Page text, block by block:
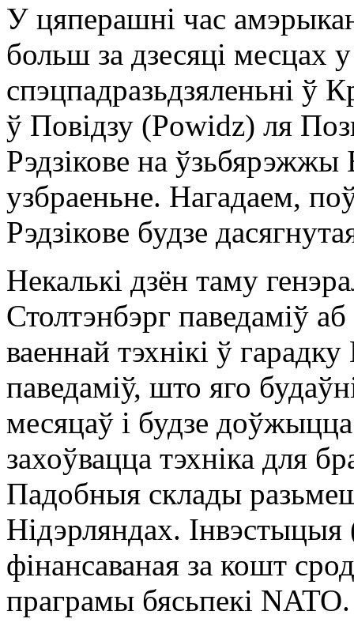
У цяперашні час
больш зa дзесяці
спэцпадразьдзяленьні ў
ў Повідзу (Powidz) ля
Рэдзікове на ўзьбярэжжы
узбраеньне. Нагадаем,
Рэдзікове будзе
Некалькі дзён таму
Столтэнбэрг паведаміў
ваеннай тэхнікі ў
паведаміў, што яго
месяцаў і будзе
захоўвацца тэхніка для
Падобныя склады
Нідэрляндах. Інвэстыцыя
фінансаваная за кошт
праграмы бясьпекі NATO.